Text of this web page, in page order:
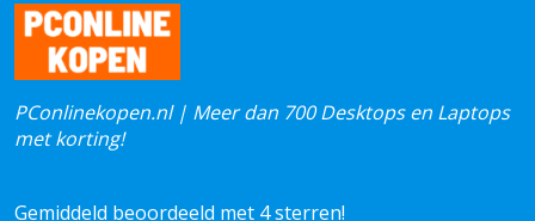
PConlinekopen.nl | Meer dan 700 Desktops en Laptops
met korting!
Gemiddeld beoordeeld met 4 sterren!